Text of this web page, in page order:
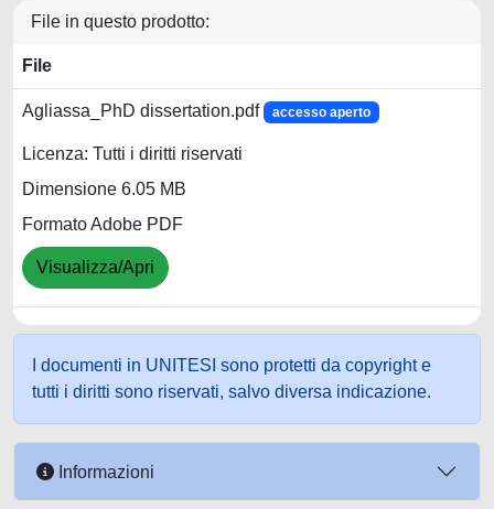
File in questo prodotto:
File
Agliassa_PhD dissertation.pdf accesso aperto
Licenza: Tutti i diritti riservati
Dimensione 6.05 MB
Formato Adobe PDF
Visualizza/Apri
I documenti in UNITESI sono protetti da copyright e
tutti i diritti sono riservati, salvo diversa indicazione.
Informazioni